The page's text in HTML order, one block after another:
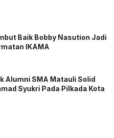
Baik Bobby Nasution Jadi
IKAMA
Alumni SMA Matauli Solid
Syukri Pada Pilkada Kota